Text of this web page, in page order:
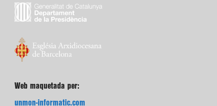
Web maquetada per:
unmon-informatic.com